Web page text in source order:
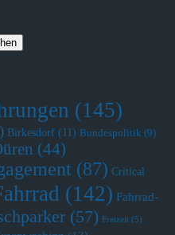
(145)
Birkesdorf (11) Bundespolitik (9)
(44)
(87) Critical
(142) Fahrrad-
(57) Freizeit (5)